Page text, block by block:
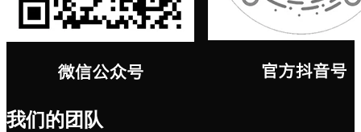
我们的团队